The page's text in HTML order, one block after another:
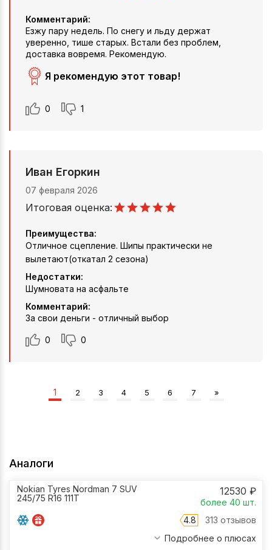
Комментарий:
Езжу пару недель. По снегу и льду держат
уверенно, тише старых. Встали без проблем,
доставка вовремя. Рекомендую.
Я рекомендую этот товар!
0 1
Иван Егоркин
07 февраля 2026
Итоговая оценка:
Преимущества:
Отличное сцепление. Шипы практически не
вылетают(откатал 2 сезона)
Недостатки:
Шумновата на асфальте
Комментарий:
За свои деньги - отличный выбор
0 0
1 2 3 4 5 6 7 »
Аналоги
Nokian Tyres Nordman 7 SUV
245/75 R16 111T
12530 ₽
более 40 шт.
4.8
313 отзывов
Подробнее о плюсах